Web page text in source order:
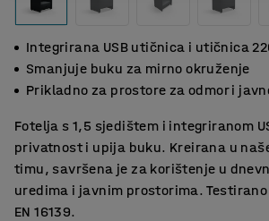
Integrirana USB utičnica i utičnica
Smanjuje buku za mirno okruženje
Prikladno za prostore za odmor i
Fotelja s 1,5 sjedištem i integriranom
privatnost i upija buku. Kreirana u
timu, savršena je za korištenje u
uredima i javnim prostorima.
EN 16139.